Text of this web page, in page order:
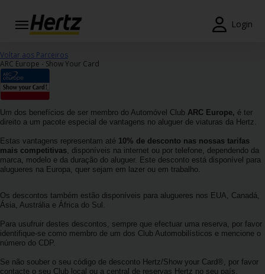
Login
Reservas
Join /
Gold
PT/PT
Ajuda
Voltar aos Parceiros
ARC Europe - Show Your Card
Um dos benefícios de ser membro do Automóvel Club ARC Europe, é ter
direito a um pacote especial de vantagens no aluguer de viaturas da Hertz.
Estas vantagens representam até 10% de desconto nas nossas tarifas
mais competitivas, disponíveis na internet ou por telefone, dependendo da
marca, modelo e da duração do aluguer. Este desconto está disponível para
alugueres na Europa, quer sejam em lazer ou em trabalho.
Os descontos também estão disponíveis para alugueres nos EUA, Canadá,
Ásia, Austrália e África do Sul.
Para usufruir destes descontos, sempre que efectuar uma reserva, por favor
identifique-se como membro de um dos Club Automobilísticos e mencione o
número do CDP.
Se não souber o seu código de desconto Hertz/Show your Card®, por favor
contacte o seu Club local ou a central de reservas Hertz no seu país.